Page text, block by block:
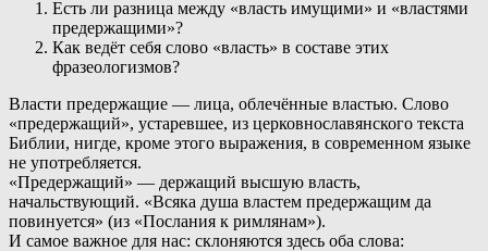
Есть ли разница между «власть имущими» и «властями
предержащими»?
Как ведёт себя слово «власть» в составе этих
фразеологизмов?
Власти предержащие — лица, облечённые властью. Слово
«предержащий», устаревшее, из церковнославянского текста
Библии, нигде, кроме этого выражения, в современном языке
не употребляется.
«Предержащий» — держащий высшую власть,
начальствующий. «Всяка душа властем предержащим да
повинуется» (из «Послания к римлянам»).
И самое важное для нас: склоняются здесь оба слова: